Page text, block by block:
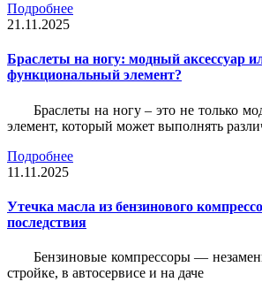
Подробнее
21.11.2025
Браслеты на ногу: модный аксессуар
функциональный элемент?
Браслеты на ногу – это не только
элемент, который может выполнять
Подробнее
11.11.2025
Утечка масла из бензинового
последствия
Бензиновые компрессоры —
стройке, в автосервисе и на даче